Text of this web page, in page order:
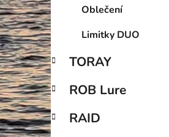
Oblečení
Limitky DUO
TORAY
ROB Lure
RAID